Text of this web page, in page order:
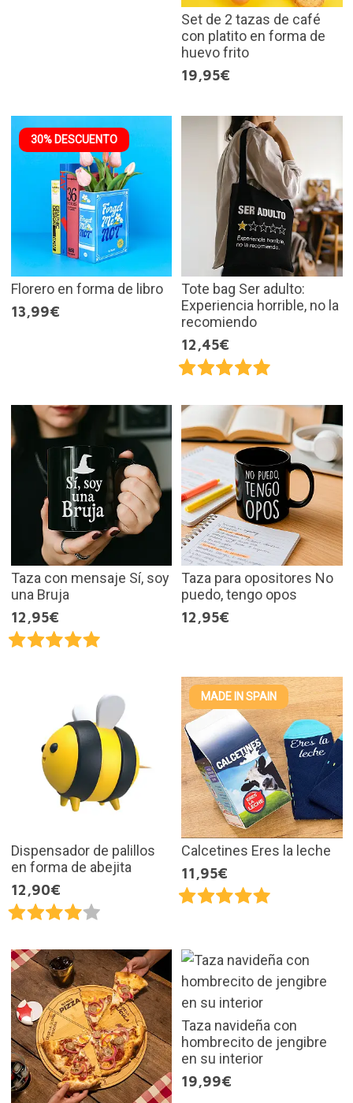
Set de 2 tazas de café
con platito en forma de
huevo frito
19,95€
30% DESCUENTO
Florero en forma de libro
13,99€
Tote bag Ser adulto:
Experiencia horrible, no la
recomiendo
12,45€
Taza con mensaje Sí, soy
una Bruja
12,95€
Taza para opositores No
puedo, tengo opos
12,95€
Dispensador de palillos
en forma de abejita
12,90€
MADE IN SPAIN
Calcetines Eres la leche
11,95€
Taza navideña con
hombrecito de jengibre
en su interior
19,99€